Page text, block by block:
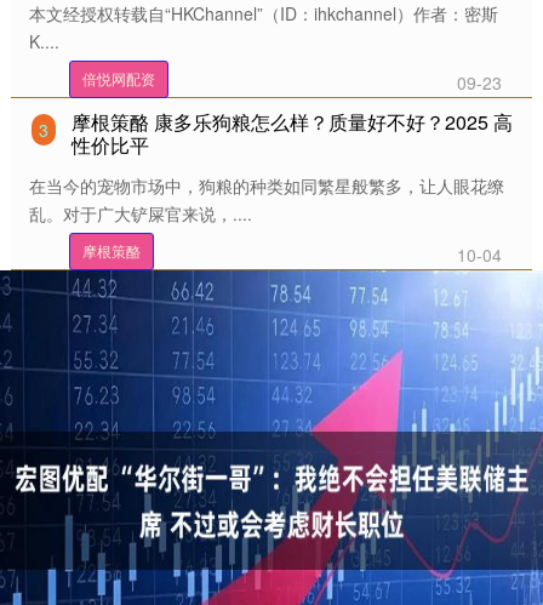
本文经授权转载自“HKChannel”（ID：ihkchannel）作者：密斯
K....
倍悦网配资
09-23
3
摩根策酪 康多乐狗粮怎么样？质量好不好？2025 高
性价比平
在当今的宠物市场中，狗粮的种类如同繁星般繁多，让人眼花缭
乱。对于广大铲屎官来说，....
摩根策酪 10-04